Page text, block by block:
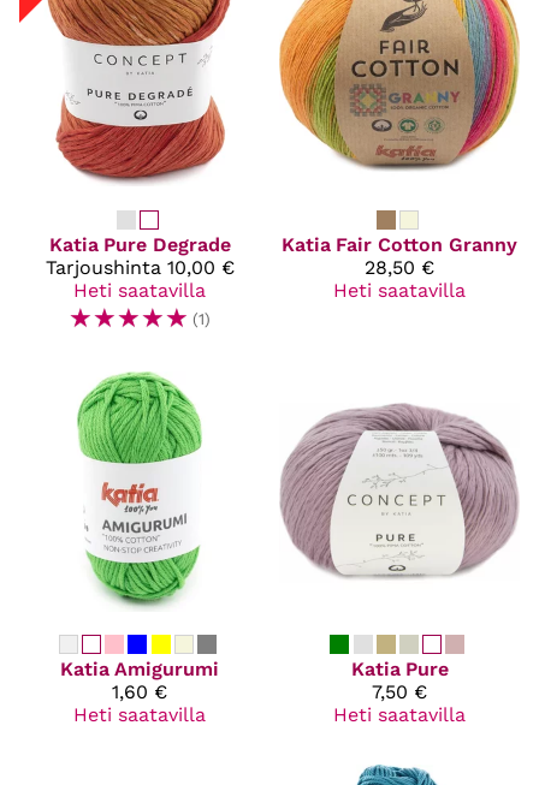
Katia Pure Degrade
Tarjoushinta 10,00 €
Heti saatavilla
☆☆☆☆☆ (1)
Katia Fair Cotton Granny
28,50 €
Heti saatavilla
Katia Amigurumi
1,60 €
Heti saatavilla
Katia Pure
7,50 €
Heti saatavilla